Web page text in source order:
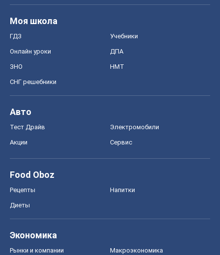
Моя школа
ГДЗ Учебники
Онлайн уроки ДПА
ЗНО НМТ
СНГ решебники
Авто
Тест Драйв Электромобили
Акции Сервис
Food Oboz
Рецепты Напитки
Диеты
Экономика
Рынки и компании Mакроэкономика